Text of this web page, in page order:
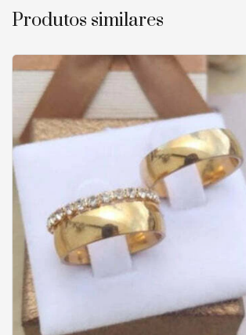
Produtos similares